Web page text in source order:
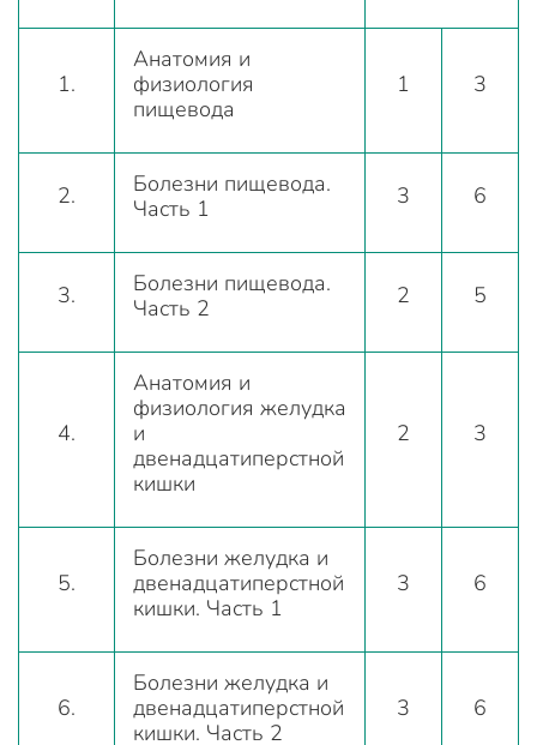
1.
Анатомия и
физиология
пищевода
1 3
2.
Болезни пищевода.
Часть 1
3 6
3.
Болезни пищевода.
Часть 2
2 5
4.
Анатомия и
физиология желудка
и
двенадцатиперстной
кишки
2 3
5.
Болезни желудка и
двенадцатиперстной
кишки. Часть 1
3 6
6.
Болезни желудка и
двенадцатиперстной
кишки. Часть 2
3 6